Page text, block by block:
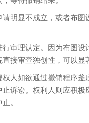
明显不成立，或者布图
审理认定。因为布图设
接审查独创性，可以显
人如欲通过撤销程序
诉讼。权利人则应积极
。